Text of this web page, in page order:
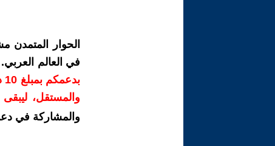
الحوار المتمدن
في العالم
والمستقل،
والمشاركة في